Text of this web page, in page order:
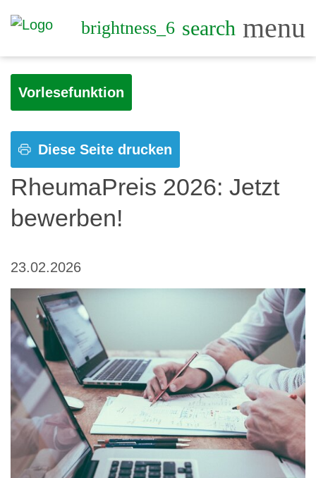
brightness_6 search menu
Vorlesefunktion
Diese Seite drucken
RheumaPreis 2026: Jetzt
bewerben!
23.02.2026